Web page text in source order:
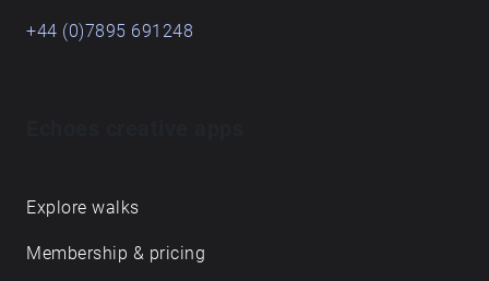
+44 (0)7895 691248
Explore walks
Membership & pricing